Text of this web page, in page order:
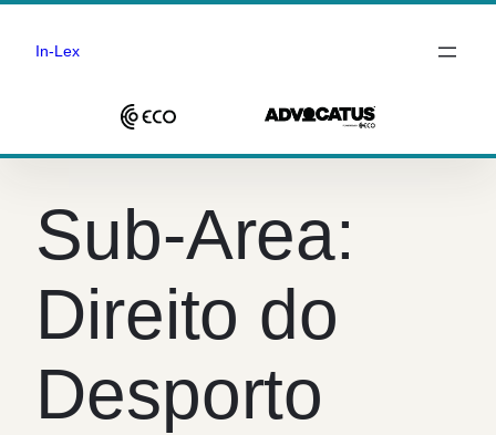
Saltar
conteúdo
In-Lex
Sub-Area:
Direito do
Desporto